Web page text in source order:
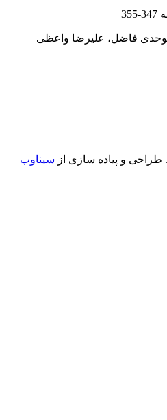
347-355
فاضل، علیرضا واعظی
طراحی و پیاده سازی از سیناوب